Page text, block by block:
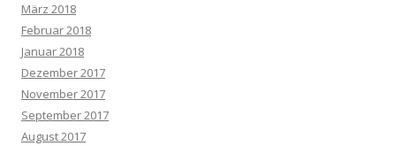
März 2018
Februar 2018
Januar 2018
Dezember 2017
November 2017
September 2017
August 2017